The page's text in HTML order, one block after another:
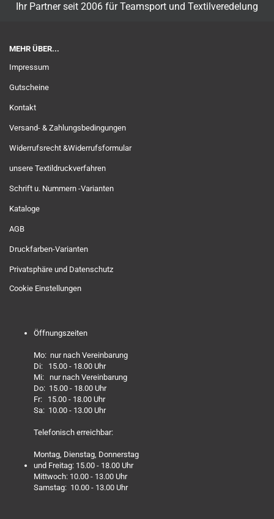
Ihr Partner seit 2006 für Teamsport und Textilveredelung
MEHR ÜBER...
Impressum
Gutscheine
Kontakt
Versand- & Zahlungsbedingungen
Widerrufsrecht &Widerrufsformular
unsere Textildruckverfahren
Schrift u. Nummern -Varianten
Kataloge
AGB
Druckfarben-Varianten
Privatsphäre und Datenschutz
Cookie Einstellungen
Öffnungszeiten
Mo: nur nach Vereinbarung
Di: 15.00 - 18.00 Uhr
Mi: nur nach Vereinbarung
Do: 15.00 - 18.00 Uhr
Fr: 15.00 - 18.00 Uhr
Sa: 10.00 - 13.00 Uhr
Telefonisch erreichbar:
Montag, Dienstag, Donnerstag
und Freitag: 15.00 - 18.00 Uhr
Mittwoch: 10.00 - 13.00 Uhr
Samstag: 10.00 - 13.00 Uhr